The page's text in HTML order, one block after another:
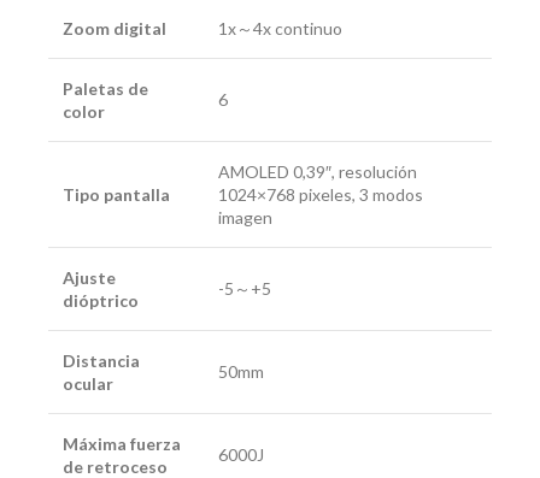
Zoom digital 1x～4x continuo
Paletas de
color
6
Tipo pantalla
AMOLED 0,39″, resolución
1024×768 pixeles, 3 modos
imagen
Ajuste
dióptrico
-5～+5
Distancia
ocular
50mm
Máxima fuerza
de retroceso
6000J